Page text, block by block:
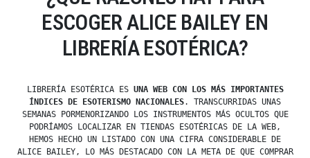
ESCOGER ALICE BAILEY EN
LIBRERÍA ESOTÉRICA?
LIBRERÍA ESOTÉRICA ES UNA WEB CON LOS MÁS IMPORTANTES
ÍNDICES DE ESOTERISMO NACIONALES. TRANSCURRIDAS UNAS
SEMANAS PORMENORIZANDO LOS INSTRUMENTOS MÁS OCULTOS QUE
PODRÍAMOS LOCALIZAR EN TIENDAS ESOTÉRICAS DE LA WEB,
HEMOS HECHO UN LISTADO CON UNA CIFRA CONSIDERABLE DE
ALICE BAILEY, LO MÁS DESTACADO CON LA META DE QUE COMPRAR